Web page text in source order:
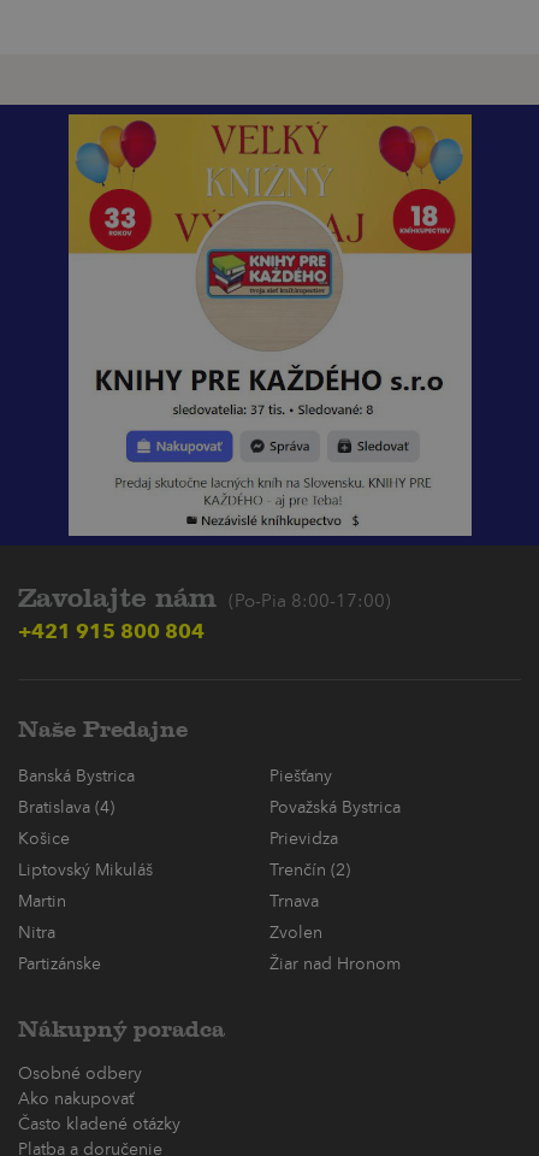
Zavolajte nám (Po-Pia 8:00-17:00)
+421 915 800 804
Naše Predajne
Banská Bystrica
Piešťany
Bratislava (4)
Považská Bystrica
Košice
Prievidza
Liptovský Mikuláš
Trenčín (2)
Martin
Trnava
Nitra
Zvolen
Partizánske
Žiar nad Hronom
Nákupný poradca
Osobné odbery
Ako nakupovať
Často kladené otázky
Platba a doručenie